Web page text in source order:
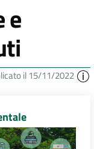
e
il 15/11/2022